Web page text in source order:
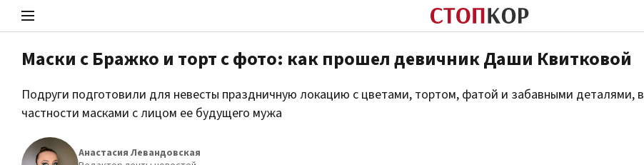
Стоп Политической Коррупции
Политика
Маски с Бражко и торт с фото: как прошел девичник Даши Квитковой
Подруги подготовили для невесты праздничную локацию с цветами, тортом, фатой и забавными деталями, в
частности масками с лицом ее будущего мужа
Анастасия Левандовская